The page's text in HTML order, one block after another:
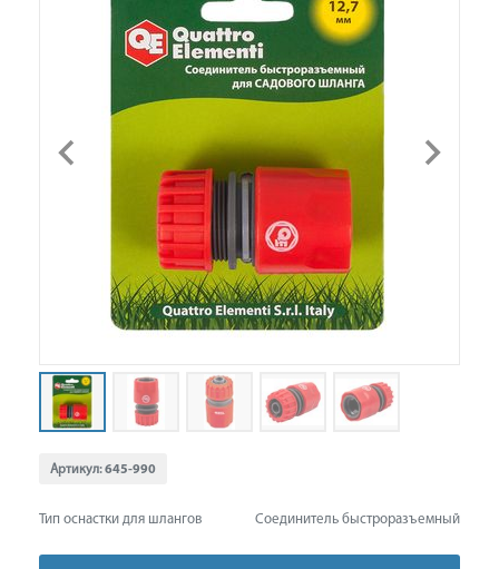
Артикул:645-990
Тип оснастки для шлангов Соединитель быстроразъемный